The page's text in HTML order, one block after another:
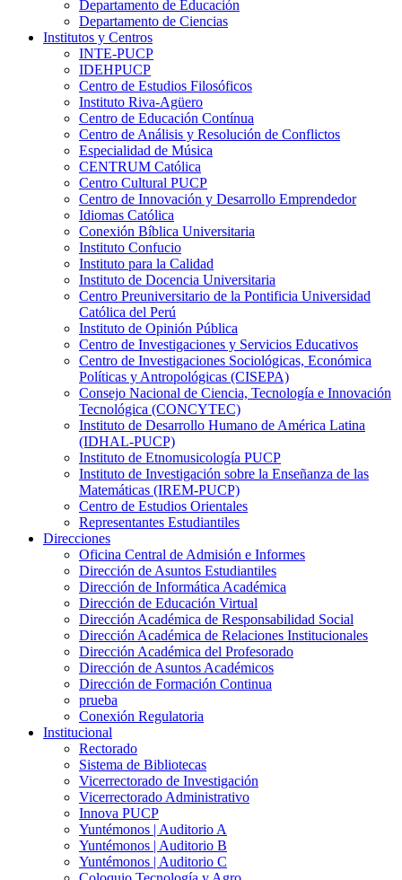
Departamento de Educación
Departamento de Ciencias
Institutos y Centros
INTE-PUCP
IDEHPUCP
Centro de Estudios Filosóficos
Instituto Riva-Agüero
Centro de Educación Contínua
Centro de Análisis y Resolución de Conflictos
Especialidad de Música
CENTRUM Católica
Centro Cultural PUCP
Centro de Innovación y Desarrollo Emprendedor
Idiomas Católica
Conexión Bíblica Universitaria
Instituto Confucio
Instituto para la Calidad
Instituto de Docencia Universitaria
Centro Preuniversitario de la Pontificia Universidad
Católica del Perú
Instituto de Opinión Pública
Centro de Investigaciones y Servicios Educativos
Centro de Investigaciones Sociológicas, Económica
Políticas y Antropológicas (CISEPA)
Consejo Nacional de Ciencia, Tecnología e Innovación
Tecnológica (CONCYTEC)
Instituto de Desarrollo Humano de América Latina
(IDHAL-PUCP)
Instituto de Etnomusicología PUCP
Instituto de Investigación sobre la Enseñanza de las
Matemáticas (IREM-PUCP)
Centro de Estudios Orientales
Representantes Estudiantiles
Direcciones
Oficina Central de Admisión e Informes
Dirección de Asuntos Estudiantiles
Dirección de Informática Académica
Dirección de Educación Virtual
Dirección Académica de Responsabilidad Social
Dirección Académica de Relaciones Institucionales
Dirección Académica del Profesorado
Dirección de Asuntos Académicos
Dirección de Formación Continua
prueba
Conexión Regulatoria
Institucional
Rectorado
Sistema de Bibliotecas
Vicerrectorado de Investigación
Vicerrectorado Administrativo
Innova PUCP
Yuntémonos | Auditorio A
Yuntémonos | Auditorio B
Yuntémonos | Auditorio C